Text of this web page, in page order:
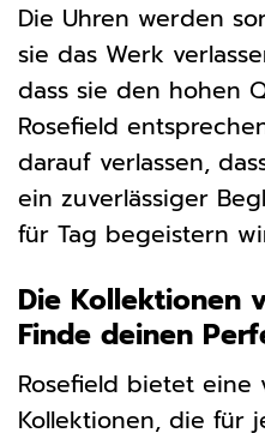
Die Uhren werden
sie das Werk
dass sie den hohen
Rosefield
darauf verlassen,
ein zuverlässiger
für Tag begeistern
Die Kollektionen
Finde deinen
Rosefield bietet eine
Kollektionen, die für